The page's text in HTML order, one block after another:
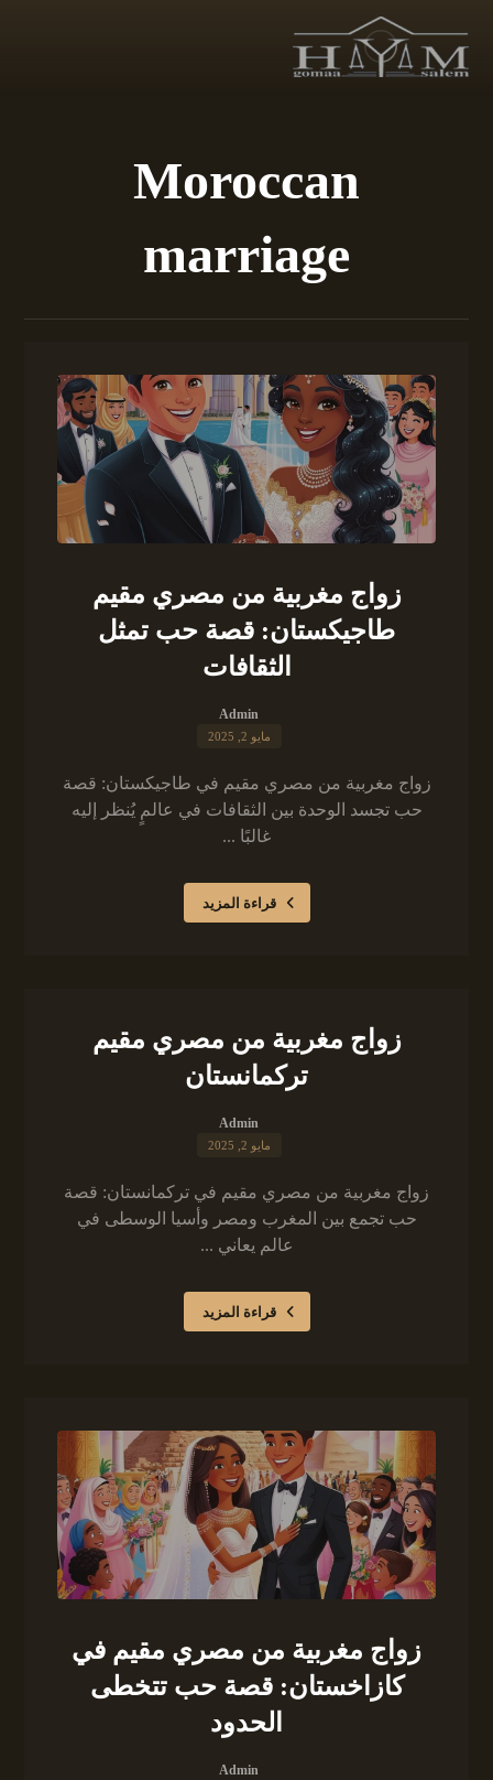
Moroccan
marriage
زواج مغربية من مصري مقيم
طاجيكستان: قصة حب تمثل
الثقافات
Admin
مايو 2, 2025
زواج مغربية من مصري مقيم في طاجيكستان: قصة
حب تجسد الوحدة بين الثقافات في عالمٍ يُنظر إليه
غالبًا ...
قراءة المزيد
زواج مغربية من مصري مقيم
تركمانستان
Admin
مايو 2, 2025
زواج مغربية من مصري مقيم في تركمانستان: قصة
حب تجمع بين المغرب ومصر وأسيا الوسطى في
عالم يعاني ...
قراءة المزيد
زواج مغربية من مصري مقيم في
كازاخستان: قصة حب تتخطى
الحدود
Admin